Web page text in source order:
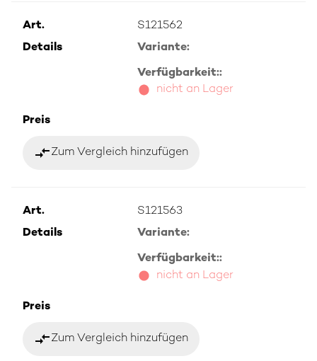
Art.
S121562
Details
Variante:
Verfügbarkeit::
nicht an Lager
Preis
compare_arrowsZum Vergleich hinzufügen
Art.
S121563
Details
Variante:
Verfügbarkeit::
nicht an Lager
Preis
compare_arrowsZum Vergleich hinzufügen